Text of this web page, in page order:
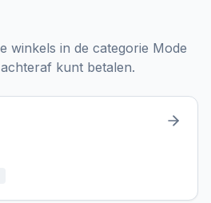
winkels in de categorie Mode
kunt betalen.